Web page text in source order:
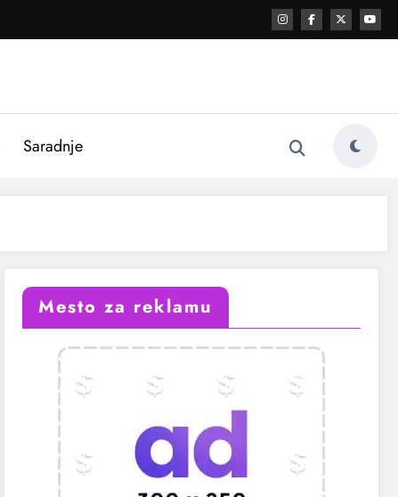
Saradnje
Mesto za reklamu